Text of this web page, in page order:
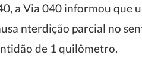
a Via 040 informou que
nterdição parcial no
de 1 quilômetro.